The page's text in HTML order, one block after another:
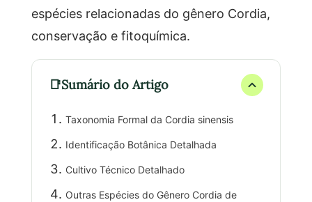
espécies relacionadas do gênero Cordia,
conservação e fitoquímica.
Sumário do Artigo
Taxonomia Formal da Cordia sinensis
Identificação Botânica Detalhada
Cultivo Técnico Detalhado
Outras Espécies do Gênero Cordia de